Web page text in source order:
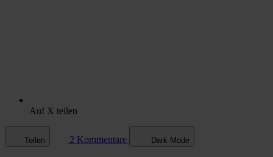
Auf X teilen
Teilen 2 Kommentare Dark Mode